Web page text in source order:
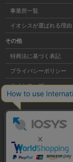
事業所一覧
イオシスが選ばれる理由
その他
特商法に基づく表記
プライバシーポリシー
サイトマップ